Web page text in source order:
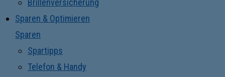
Brillenversicherung
Sparen & Optimieren
Sparen
Spartipps
Telefon & Handy